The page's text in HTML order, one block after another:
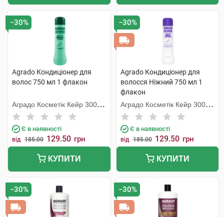
−30%
Agrado Кондиціонер для
волос 750 мл 1 флакон
Аградо Косметік Кейр 3000
С.Л.У.
Є в наявності
від 185.00 129.50 грн
КУПИТИ
−30%
Agrado Кондиціонер для
волосся Ніжний 750 мл 1
флакон
Аградо Косметік Кейр 3000
С.Л.У.
Є в наявності
від 185.00 129.50 грн
КУПИТИ
−30% −30%